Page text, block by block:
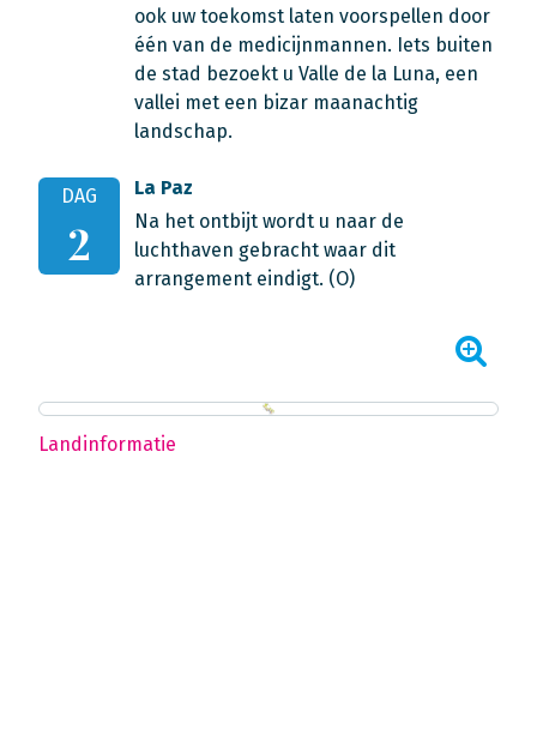
ook uw toekomst laten voorspellen door
één van de medicijnmannen. Iets buiten
de stad bezoekt u Valle de la Luna, een
vallei met een bizar maanachtig
landschap.
DAG
2
La Paz
Na het ontbijt wordt u naar de
luchthaven gebracht waar dit
arrangement eindigt. (O)
Landinformatie